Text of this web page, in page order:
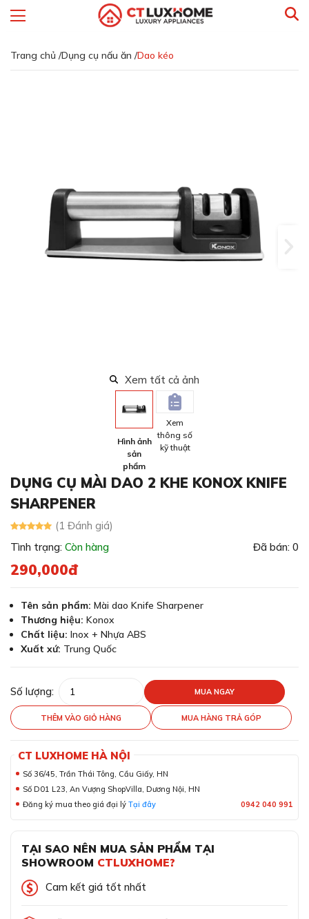
Trang chủ /Dụng cụ nấu ăn /Dao kéo
Xem tất cả ảnh
Hình ảnh
sản
phẩm
Xem
thông số
kỹ thuật
DỤNG CỤ MÀI DAO 2 KHE KONOX KNIFE
SHARPENER
(1 Đánh giá)
Tình trạng: Còn hàng Đã bán: 0
290,000đ
Tên sản phẩm: Mài dao Knife Sharpener
Thương hiệu: Konox
Chất liệu: Inox + Nhựa ABS
Xuất xứ: Trung Quốc
Số lượng: MUA NGAY
THÊM VÀO GIỎ HÀNG MUA HÀNG TRẢ GÓP
CT LUXHOME HÀ NỘI
Số 36/45, Trần Thái Tông, Cầu Giấy, HN
Số D01 L23, An Vượng ShopVilla, Dương Nội, HN
Đăng ký mua theo giá đại lý Tại đây 0942 040 991
TẠI SAO NÊN MUA SẢN PHẨM TẠI
SHOWROOM CTLUXHOME?
Cam kết giá tốt nhất